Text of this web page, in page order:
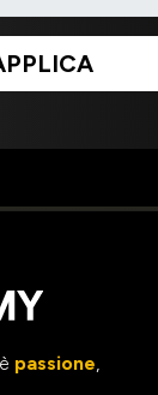
passione,